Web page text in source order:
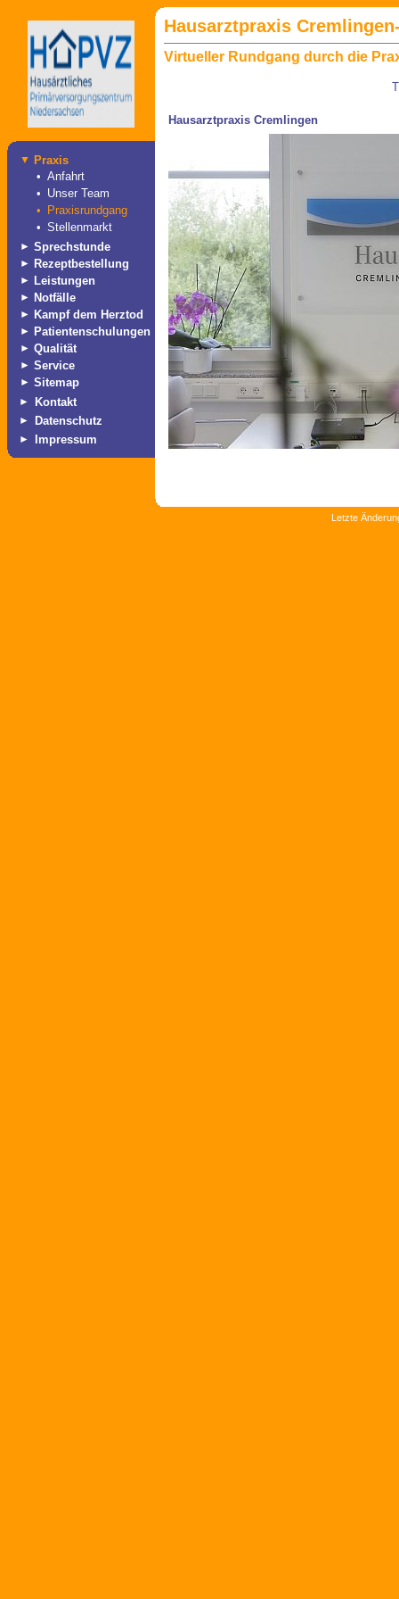
▼ Praxis
• Anfahrt
• Unser Team
•
Praxisrundgang
• Stellenmarkt
► Sprechstunde
► Rezeptbestellung
► Leistungen
► Notfälle
► Kampf dem Herztod
► Patientenschulungen
► Qualität
► Service
► Sitemap
► Kontakt
► Datenschutz
► Impressum
Hausarztpraxis
Virtueller Rundgang durch die
Hausarztpraxis Cremlingen
Letzte